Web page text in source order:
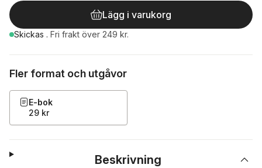
Lägg i varukorg
Skickas . Fri frakt över 249 kr.
Fler format och utgåvor
E-bok
29 kr
Beskrivning